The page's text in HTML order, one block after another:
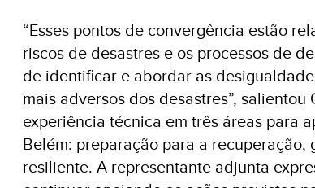
“Esses pontos de convergência estão
riscos de desastres e os processos de
de identificar e abordar as
mais adversos dos desastres”,
experiência técnica em três áreas para
Belém: preparação para a
resiliente. A representante adjunta